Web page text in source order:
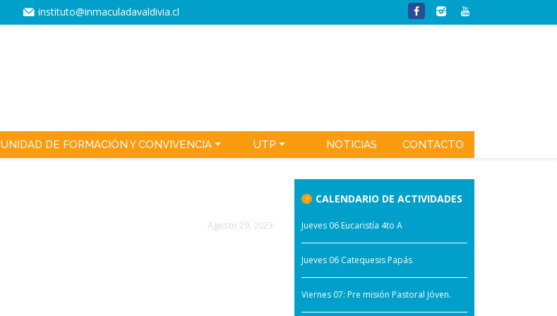
instituto@inmaculadavaldivia.cl
UNIDAD DE FORMACIÓN Y CONVIVENCIA UTP NOTICIAS CONTACTO
Agosto 29, 2023
CALENDARIO DE ACTIVIDADES
Jueves 06 Eucaristía 4to A
Jueves 06 Catequesis Papás
Viernes 07: Pre misión Pastoral Jóven.